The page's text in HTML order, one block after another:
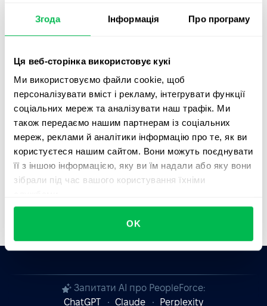
Згода Інформація Про програму
Ця веб-сторінка використовує кукі
Ми використовуємо файли cookie, щоб
персоналізувати вміст і рекламу, інтегрувати функції
соціальних мереж та аналізувати наш трафік. Ми
також передаємо нашим партнерам із соціальних
мереж, реклами й аналітики інформацію про те, як ви
користуєтеся нашим сайтом. Вони можуть поєднувати
її з іншою інформацією, яку ви їм надали або яку вони
зібрали під час вашого користування їхніми
OK
Завдяки відповідності вимогам DORA ми дозволяємо
використовувати нашу платформу з повною
впевненістю — з гарантованим надійним управлінням,
кібербезпекою та контролем безперервності
діяльності.
Співпрацюйте з PeopleForce — залишайтеся
стійкими, захищеними та відповідними до вимог.
Запитати AI про PeopleForce:
ChatGPT
Claude Perplexity